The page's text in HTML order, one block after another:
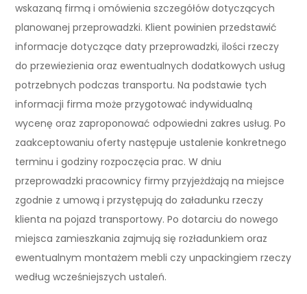
wskazaną firmą i omówienia szczegółów dotyczących
planowanej przeprowadzki. Klient powinien przedstawić
informacje dotyczące daty przeprowadzki, ilości rzeczy
do przewiezienia oraz ewentualnych dodatkowych usług
potrzebnych podczas transportu. Na podstawie tych
informacji firma może przygotować indywidualną
wycenę oraz zaproponować odpowiedni zakres usług. Po
zaakceptowaniu oferty następuje ustalenie konkretnego
terminu i godziny rozpoczęcia prac. W dniu
przeprowadzki pracownicy firmy przyjeżdżają na miejsce
zgodnie z umową i przystępują do załadunku rzeczy
klienta na pojazd transportowy. Po dotarciu do nowego
miejsca zamieszkania zajmują się rozładunkiem oraz
ewentualnym montażem mebli czy unpackingiem rzeczy
według wcześniejszych ustaleń.